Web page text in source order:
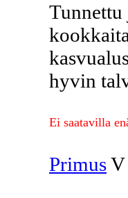
hyvin
Ei saatavilla
PrimusV